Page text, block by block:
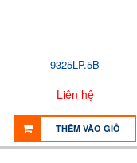
9325LP.5B
Liên hệ
THÊM VÀO GIỎ